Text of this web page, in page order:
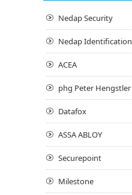
Nedap Security
Nedap Identification
ACEA
phg Peter Hengstler
Datafox
ASSA ABLOY
Securepoint
Milestone